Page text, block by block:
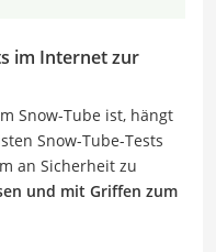
im Internet zur
Snow-Tube ist, hängt
Snow-Tube-Tests
an Sicherheit zu
und mit Griffen zum